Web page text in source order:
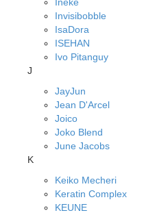
Invisibobble
IsaDora
ISEHAN
Ivo Pitanguy
J
JayJun
Jean D'Arcel
Joico
Joko Blend
June Jacobs
K
Keiko Mecheri
Keratin Complex
KEUNE